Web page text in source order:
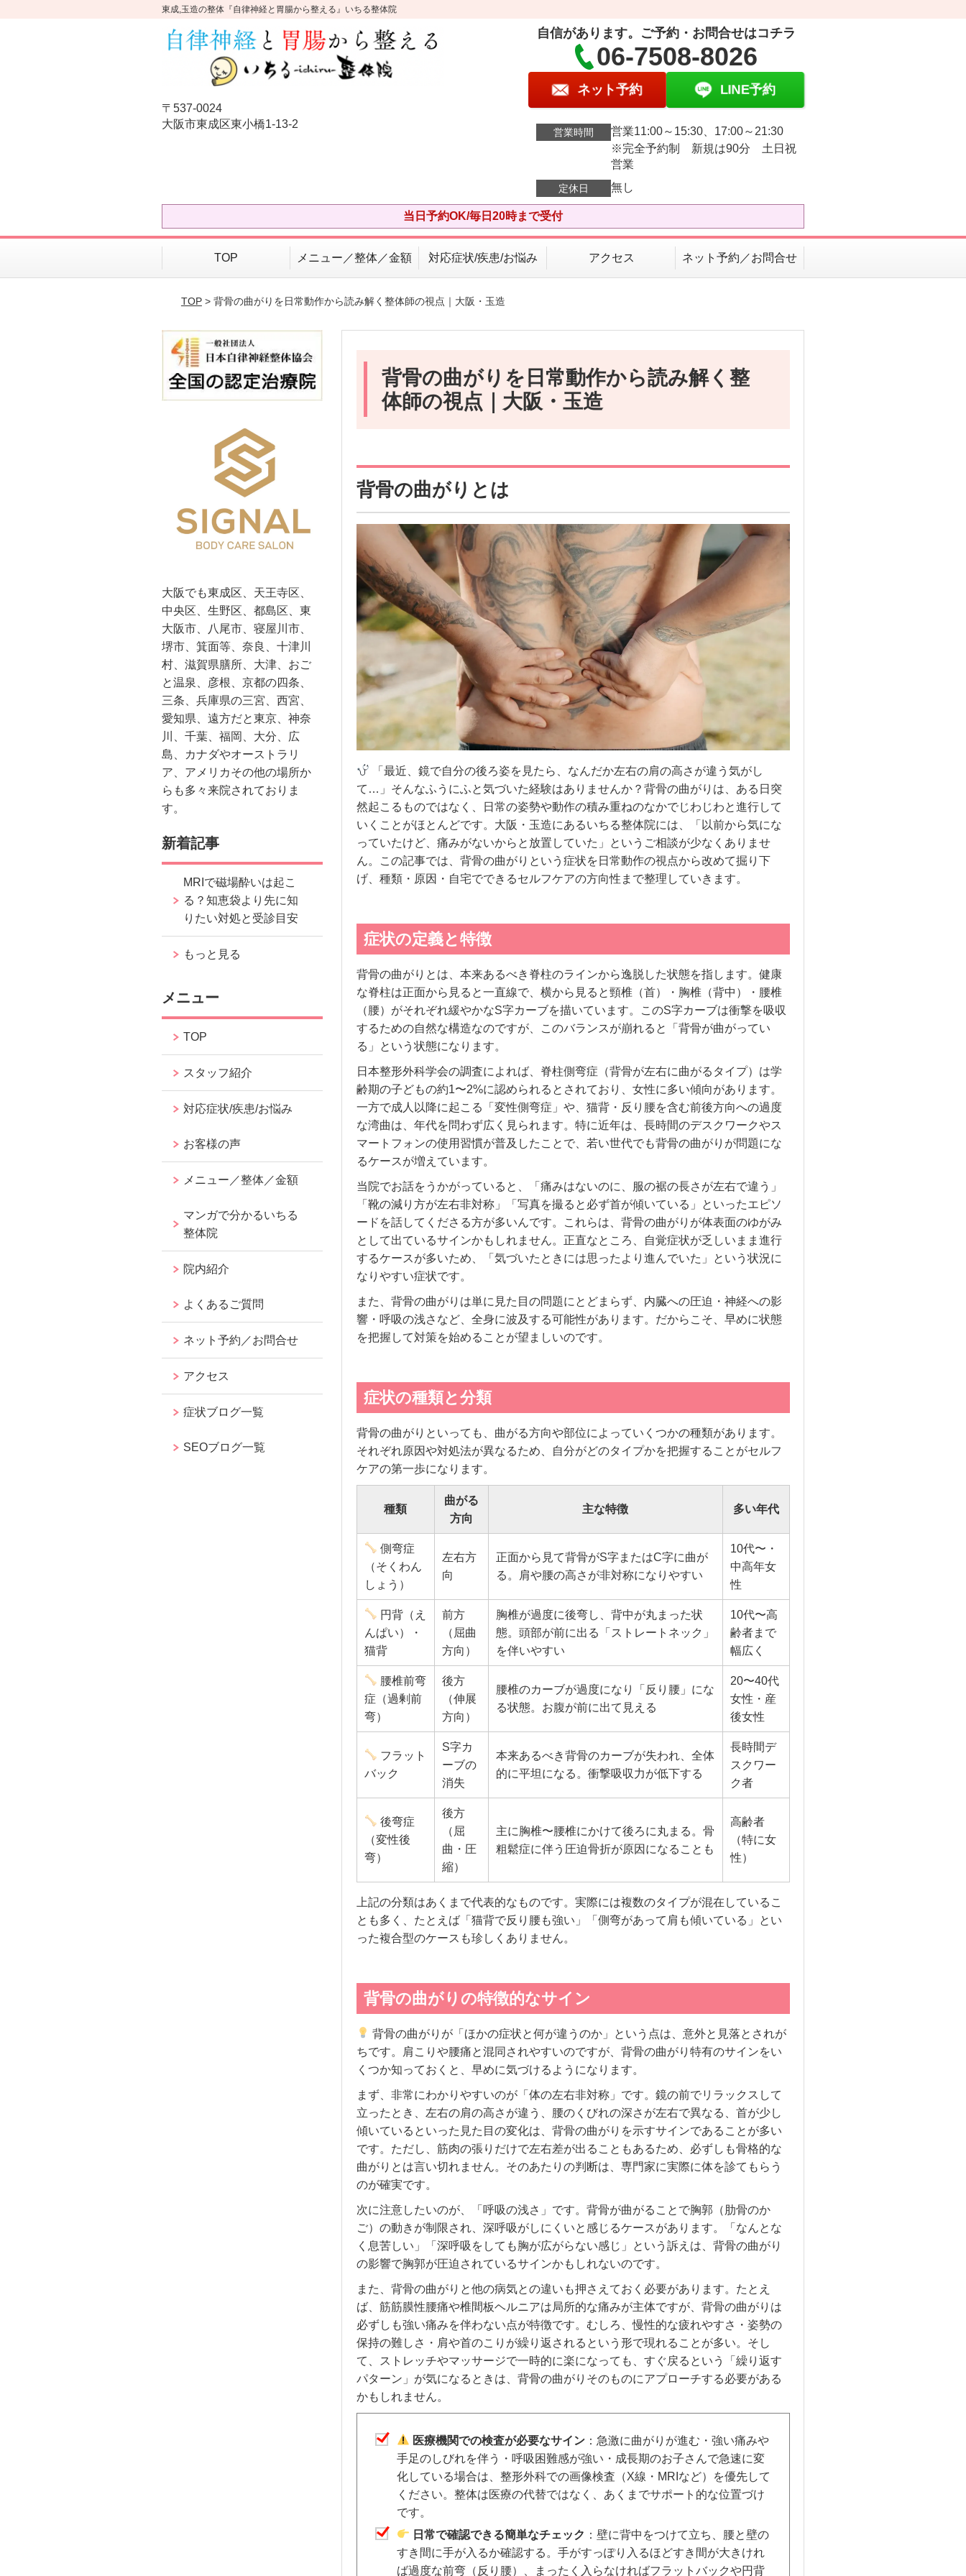
東成,玉造の整体『自律神経と胃腸から整える』いちる整体院
〒537-0024
大阪市東成区東小橋1-13-2
自信があります。ご予約・お問合せはコチラ
06-7508-8026
ネット予約 LINE予約
営業時間
営業11:00～15:30、17:00～21:30
※完全予約制 新規は90分 土日祝
営業
定休日 無し
当日予約OK/毎日20時まで受付
TOP メニュー／整体／金額 対応症状/疾患/お悩み アクセス ネット予約／お問合せ
TOP> 背骨の曲がりを日常動作から読み解く整体師の視点｜大阪・玉造
背骨の曲がりを日常動作から読み解く整
体師の視点｜大阪・玉造
背骨の曲がりとは
「最近、鏡で自分の後ろ姿を見たら、なんだか左右の肩の高さが違う気がし
て…」そんなふうにふと気づいた経験はありませんか？背骨の曲がりは、ある日突
然起こるものではなく、日常の姿勢や動作の積み重ねのなかでじわじわと進行して
いくことがほとんどです。大阪・玉造にあるいちる整体院には、「以前から気にな
っていたけど、痛みがないからと放置していた」というご相談が少なくありませ
ん。この記事では、背骨の曲がりという症状を日常動作の視点から改めて掘り下
げ、種類・原因・自宅でできるセルフケアの方向性まで整理していきます。
症状の定義と特徴
背骨の曲がりとは、本来あるべき脊柱のラインから逸脱した状態を指します。健康
な脊柱は正面から見ると一直線で、横から見ると頸椎（首）・胸椎（背中）・腰椎
（腰）がそれぞれ緩やかなS字カーブを描いています。このS字カーブは衝撃を吸収
するための自然な構造なのですが、このバランスが崩れると「背骨が曲がってい
る」という状態になります。
日本整形外科学会の調査によれば、脊柱側弯症（背骨が左右に曲がるタイプ）は学
齢期の子どもの約1〜2%に認められるとされており、女性に多い傾向があります。
一方で成人以降に起こる「変性側弯症」や、猫背・反り腰を含む前後方向への過度
な湾曲は、年代を問わず広く見られます。特に近年は、長時間のデスクワークやス
マートフォンの使用習慣が普及したことで、若い世代でも背骨の曲がりが問題にな
るケースが増えています。
当院でお話をうかがっていると、「痛みはないのに、服の裾の長さが左右で違う」
「靴の減り方が左右非対称」「写真を撮ると必ず首が傾いている」といったエピソ
ードを話してくださる方が多いんです。これらは、背骨の曲がりが体表面のゆがみ
として出ているサインかもしれません。正直なところ、自覚症状が乏しいまま進行
するケースが多いため、「気づいたときには思ったより進んでいた」という状況に
なりやすい症状です。
また、背骨の曲がりは単に見た目の問題にとどまらず、内臓への圧迫・神経への影
響・呼吸の浅さなど、全身に波及する可能性があります。だからこそ、早めに状態
を把握して対策を始めることが望ましいのです。
症状の種類と分類
背骨の曲がりといっても、曲がる方向や部位によっていくつかの種類があります。
それぞれ原因や対処法が異なるため、自分がどのタイプかを把握することがセルフ
ケアの第一歩になります。
種類
曲がる
方向
主な特徴 多い年代
側弯症
（そくわん
しょう）
左右方
向
正面から見て背骨がS字またはC字に曲が
る。肩や腰の高さが非対称になりやすい
10代〜・
中高年女
性
円背（え
んぱい）・
猫背
前方
（屈曲
方向）
胸椎が過度に後弯し、背中が丸まった状
態。頭部が前に出る「ストレートネック」
を伴いやすい
10代〜高
齢者まで
幅広く
腰椎前弯
症（過剰前
弯）
後方
（伸展
方向）
腰椎のカーブが過度になり「反り腰」にな
る状態。お腹が前に出て見える
20〜40代
女性・産
後女性
フラット
バック
S字カ
ーブの
消失
本来あるべき背骨のカーブが失われ、全体
的に平坦になる。衝撃吸収力が低下する
長時間デ
スクワー
ク者
後弯症
（変性後
弯）
後方
（屈
曲・圧
縮）
主に胸椎〜腰椎にかけて後ろに丸まる。骨
粗鬆症に伴う圧迫骨折が原因になることも
高齢者
（特に女
性）
上記の分類はあくまで代表的なものです。実際には複数のタイプが混在しているこ
とも多く、たとえば「猫背で反り腰も強い」「側弯があって肩も傾いている」とい
った複合型のケースも珍しくありません。
背骨の曲がりの特徴的なサイン
背骨の曲がりが「ほかの症状と何が違うのか」という点は、意外と見落とされが
ちです。肩こりや腰痛と混同されやすいのですが、背骨の曲がり特有のサインをい
くつか知っておくと、早めに気づけるようになります。
まず、非常にわかりやすいのが「体の左右非対称」です。鏡の前でリラックスして
立ったとき、左右の肩の高さが違う、腰のくびれの深さが左右で異なる、首が少し
傾いているといった見た目の変化は、背骨の曲がりを示すサインであることが多い
です。ただし、筋肉の張りだけで左右差が出ることもあるため、必ずしも骨格的な
曲がりとは言い切れません。そのあたりの判断は、専門家に実際に体を診てもらう
のが確実です。
次に注意したいのが、「呼吸の浅さ」です。背骨が曲がることで胸郭（肋骨のか
ご）の動きが制限され、深呼吸がしにくいと感じるケースがあります。「なんとな
く息苦しい」「深呼吸をしても胸が広がらない感じ」という訴えは、背骨の曲がり
の影響で胸郭が圧迫されているサインかもしれないのです。
また、背骨の曲がりと他の病気との違いも押さえておく必要があります。たとえ
ば、筋筋膜性腰痛や椎間板ヘルニアは局所的な痛みが主体ですが、背骨の曲がりは
必ずしも強い痛みを伴わない点が特徴です。むしろ、慢性的な疲れやすさ・姿勢の
保持の難しさ・肩や首のこりが繰り返されるという形で現れることが多い。そし
て、ストレッチやマッサージで一時的に楽になっても、すぐ戻るという「繰り返す
パターン」が気になるときは、背骨の曲がりそのものにアプローチする必要がある
かもしれません。
医療機関での検査が必要なサイン：急激に曲がりが進む・強い痛みや
手足のしびれを伴う・呼吸困難感が強い・成長期のお子さんで急速に変
化している場合は、整形外科での画像検査（X線・MRIなど）を優先して
ください。整体は医療の代替ではなく、あくまでサポート的な位置づけ
です。
日常で確認できる簡単なチェック ：壁に背中をつけて立ち、腰と壁の
すき間に手が入るか確認する。手がすっぽり入るほどすき間が大きけれ
ば過度な前弯（反り腰）、まったく入らなければフラットバックや円背
大阪でも東成区、天王寺区、
中央区、生野区、都島区、東
大阪市、八尾市、寝屋川市、
堺市、箕面等、奈良、十津川
村、滋賀県膳所、大津、おご
と温泉、彦根、京都の四条、
三条、兵庫県の三宮、西宮、
愛知県、遠方だと東京、神奈
川、千葉、福岡、大分、広
島、カナダやオーストラリ
ア、アメリカその他の場所か
らも多々来院されておりま
す。
新着記事
MRIで磁場酔いは起こ
る？知恵袋より先に知
りたい対処と受診目安
もっと見る
メニュー
TOP
スタッフ紹介
対応症状/疾患/お悩み
お客様の声
メニュー／整体／金額
マンガで分かるいちる
整体院
院内紹介
よくあるご質問
ネット予約／お問合せ
アクセス
症状ブログ一覧
SEOブログ一覧